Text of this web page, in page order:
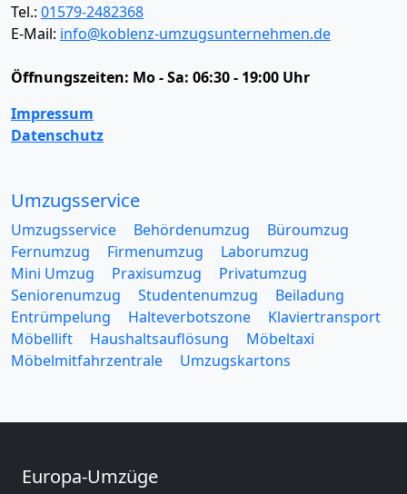
Tel.: 01579-2482368
E-Mail: info@koblenz-umzugsunternehmen.de
Öffnungszeiten: Mo - Sa: 06:30 - 19:00 Uhr
Impressum
Datenschutz
Umzugsservice
Umzugsservice Behördenumzug
Büroumzug
Fernumzug
Firmenumzug
Laborumzug
Mini Umzug
Praxisumzug
Privatumzug
Seniorenumzug
Studentenumzug
Beiladung
Entrümpelung
Halteverbotszone
Klaviertransport
Möbellift
Haushaltsauflösung
Möbeltaxi
Möbelmitfahrzentrale
Umzugskartons
Europa-Umzüge